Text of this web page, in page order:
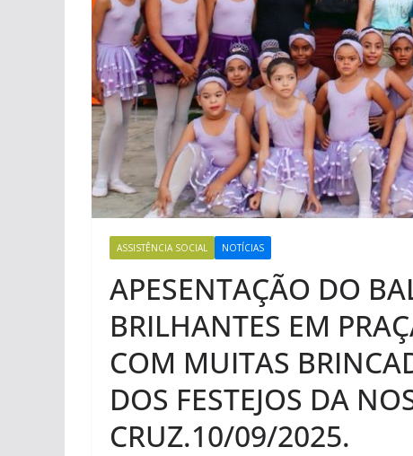
ASSISTÊNCIA SOCIAL NOTÍCIAS
APESENTAÇÃO DO
BRILHANTES EM
COM MUITAS
DOS FESTEJOS DA
CRUZ.10/09/2025.